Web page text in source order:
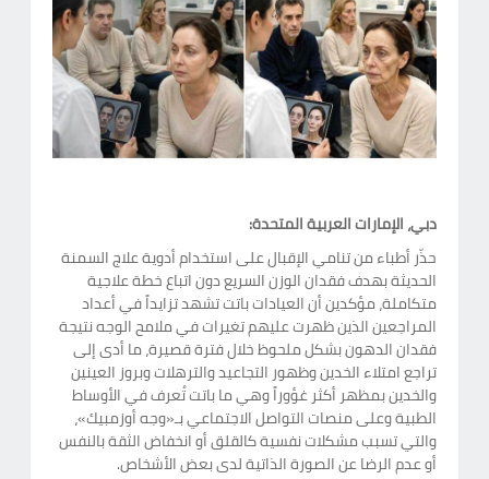
دبي، الإمارات العربية المتحدة:
حذّر أطباء من تنامي الإقبال على استخدام أدوية علاج السمنة
الحديثة بهدف فقدان الوزن السريع دون اتباع خطة علاجية
متكاملة، مؤكدين أن العيادات باتت تشهد تزايداً في أعداد
المراجعين الذين ظهرت عليهم تغيرات في ملامح الوجه نتيجة
فقدان الدهون بشكل ملحوظ خلال فترة قصيرة، ما أدى إلى
تراجع امتلاء الخدين وظهور التجاعيد والترهلات وبروز العينين
والخدين بمظهر أكثر غؤوراً وهي ما باتت تُعرف في الأوساط
الطبية وعلى منصات التواصل الاجتماعي بـ«وجه أوزمبيك»،
والتي تسبب مشكلات نفسية كالقلق أو انخفاض الثقة بالنفس
أو عدم الرضا عن الصورة الذاتية لدى بعض الأشخاص.